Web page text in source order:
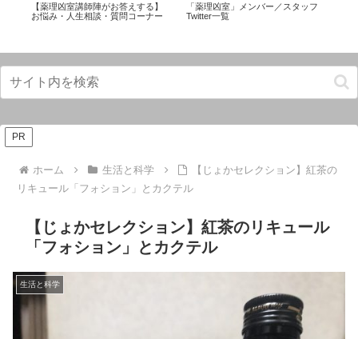
【薬理凶室講師陣がお答えする】
お悩み・人生相談・質問コーナー
「薬理凶室」メンバー／スタッフ
Twitter一覧
PR
ホーム 生活と科学
【じょかセレクション】紅茶の
リキュール「フォション」とカクテル
【じょかセレクション】紅茶のリキュール
「フォション」とカクテル
生活と科学